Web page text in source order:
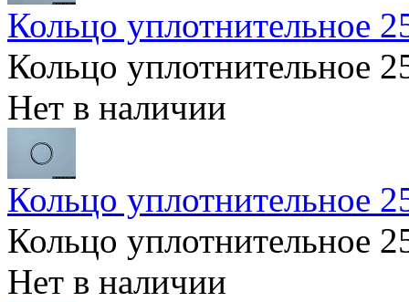
Кольцо уплотнительное
Кольцо уплотнительное
Нет в наличии
Кольцо уплотнительное
Кольцо уплотнительное
Нет в наличии